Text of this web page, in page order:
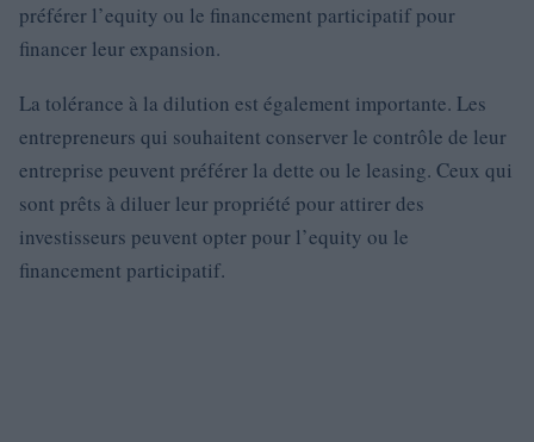
préférer l’equity ou le financement participatif pour
financer leur expansion.
La tolérance à la dilution est également importante. Les
entrepreneurs qui souhaitent conserver le contrôle de leur
entreprise peuvent préférer la dette ou le leasing. Ceux qui
sont prêts à diluer leur propriété pour attirer des
investisseurs peuvent opter pour l’equity ou le
financement participatif.